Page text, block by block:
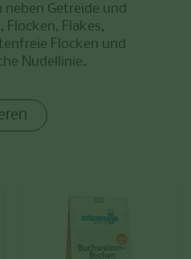
Getreide und
Flocken, Flakes,
Flocken und
Nudellinie.